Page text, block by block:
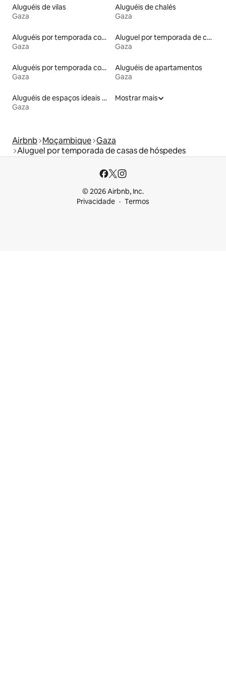
Aluguéis de vilas
Gaza
Aluguéis de chalés
Gaza
Aluguéis por temporada com acesso ao lago
Gaza
Aluguel por temporada de casas de veraneio
Gaza
Aluguéis por temporada com acesso à praia
Gaza
Aluguéis de apartamentos
Gaza
Aluguéis de espaços ideais para famílias
Gaza
Mostrar mais
Airbnb Moçambique Gaza
Aluguel por temporada de casas de hóspedes
© 2026 Airbnb, Inc.
Privacidade
Termos